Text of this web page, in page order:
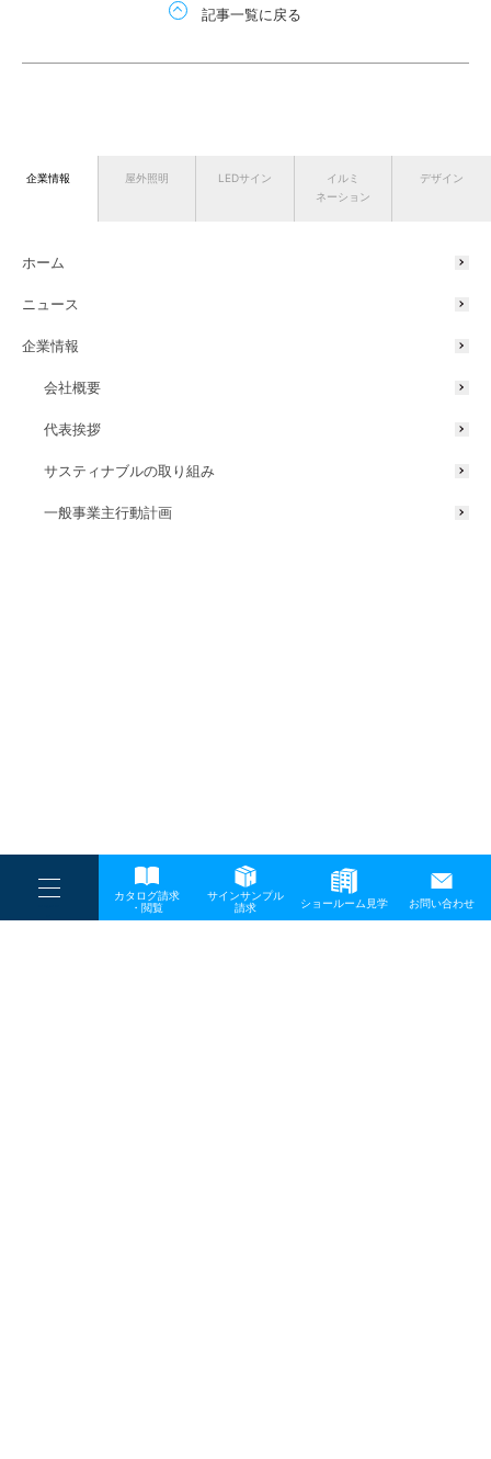
----
----
-
カタログ請求
・閲覧
サインサンプル
請求
ショールーム見学 お問い合わせ
企業情報 屋外照明 LEDサイン
イルミ
ネーション
デザイン
ホーム
ニュース
企業情報
会社概要
代表挨拶
サスティナブルの取り組み
一般事業主行動計画
記事一覧に戻る